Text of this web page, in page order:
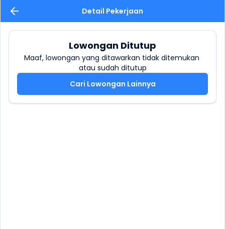
Detail Pekerjaan
Lowongan Ditutup
Maaf, lowongan yang ditawarkan tidak ditemukan
atau sudah ditutup
Cari Lowongan Lainnya